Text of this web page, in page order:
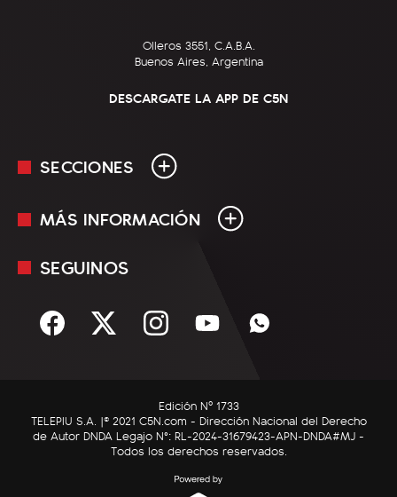
Olleros 3551, C.A.B.A.
Buenos Aires, Argentina
DESCARGATE LA APP DE C5N
SECCIONES
En Vivo
Sociedad
C5N Autos
RatingCero
MÁS INFORMACIÓN
Mediakit
Términos y condiciones
SEGUINOS
Edición Nº 1733
TELEPIU S.A. |© 2021 C5N.com - Dirección Nacional del Derecho
de Autor DNDA Legajo N°: RL-2024-31679423-APN-DNDA#MJ -
Todos los derechos reservados.